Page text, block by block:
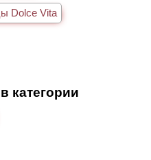
Dolce Vita
категории